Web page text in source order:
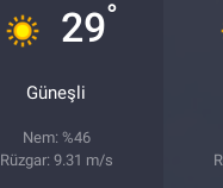
29°
Güneşli
Nem: %46
Rüzgar: 9.31 m/s